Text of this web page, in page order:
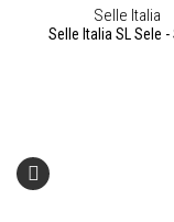
Selle Italia
Selle Italia SL Sele -